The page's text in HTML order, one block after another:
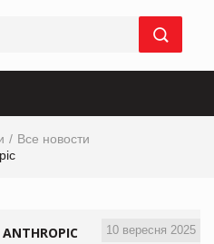
Все новости
10 вересня 2025